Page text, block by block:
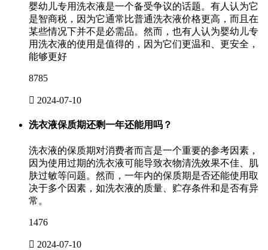
婴幼儿专用洗衣液是一个备受争议的话题。有人认为它
是智商税，因为它通常比普通洗衣液价格更高，而且在
某些情况下并不是必需品。然而，也有人认为婴幼儿专
用洗衣液的使用是值得的，因为它们更温和、更安全，
能够更好
8785
 2024-07-10
洗衣液保质期还剩一年还能用吗？
洗衣液的保质期对消费者而言是一个重要的参考因素，
因为使用过期的洗衣液可能导致衣物清洗效果不佳、肌
肤过敏等问题。然而，一年内的保质期是否还能使用取
决于多个因素，如洗衣液的质量、贮存条件和是否有异
常。
1476
 2024-07-10